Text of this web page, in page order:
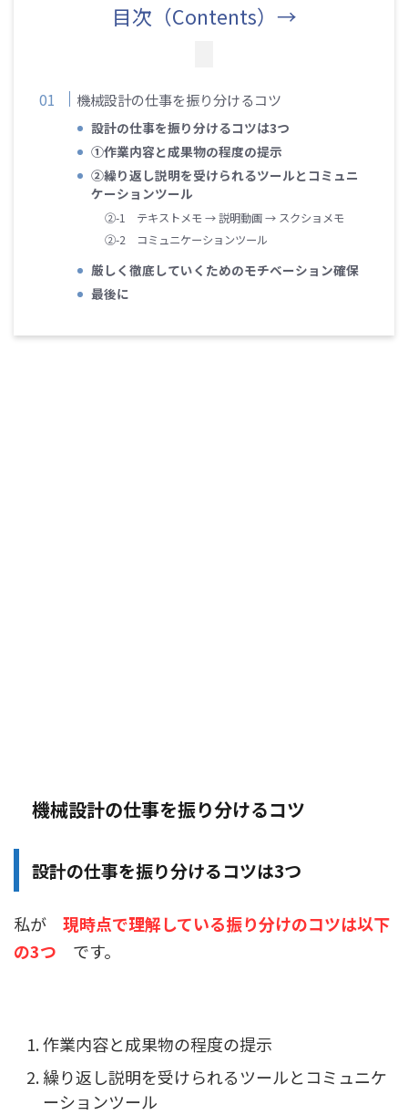
目次（Contents）→
機械設計の仕事を振り分けるコツ
設計の仕事を振り分けるコツは3つ
①作業内容と成果物の程度の提示
②繰り返し説明を受けられるツールとコミュニ
ケーションツール
②-1 テキストメモ → 説明動画 → スクショメモ
②-2 コミュニケーションツール
厳しく徹底していくためのモチベーション確保
最後に
機械設計の仕事を振り分けるコツ
設計の仕事を振り分けるコツは3つ
私が 現時点で理解している振り分けのコツは以下
の3つ です。
作業内容と成果物の程度の提示
繰り返し説明を受けられるツールとコミュニケ
ーションツール